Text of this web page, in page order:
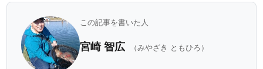
この記事を書いた人
宮崎 智広 （みやざき ともひろ）